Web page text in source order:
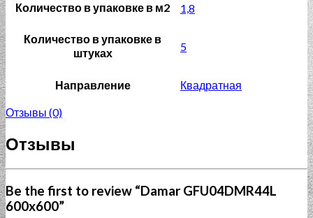
Количество в упаковке в м2 1,8
Количество в упаковке в
штуках
5
Направление Квадратная
Отзывы (0)
Отзывы
Be the first to review “Damar GFU04DMR44L
600x600”